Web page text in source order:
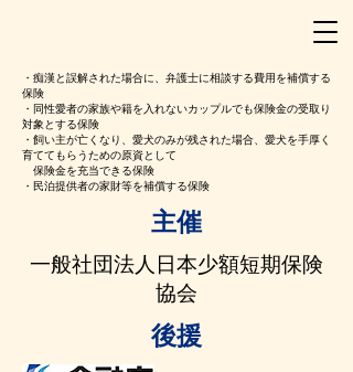
・痴漢と誤解された場合に、弁護士に相談する費用を補償する
保険
・同性愛者の家族や籍を入れないカップルでも保険金の受取り
対象とする保険
・飼い主が亡くなり、愛犬のみが残された場合、愛犬を手厚く
育ててもらうための原資として
保険金を充当できる保険
・民泊提供者の家財等を補償する保険
​主催
一般社団法人日本少額短期保険
協会
​後援